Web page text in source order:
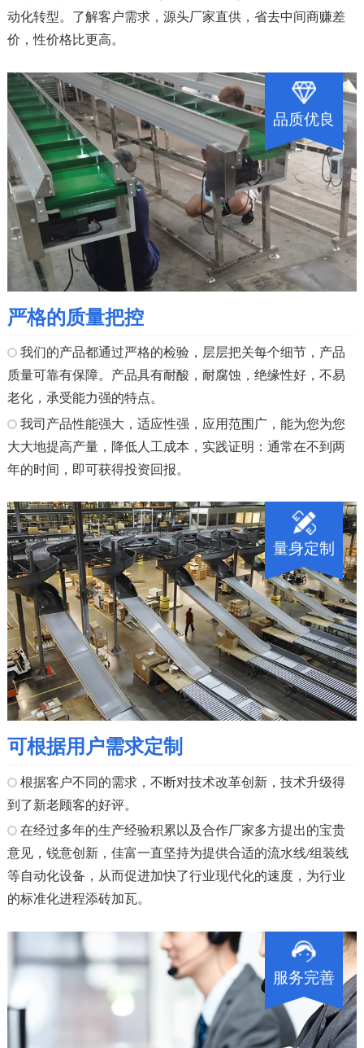
动化转型。了解客户需求，源头厂家直供，省去中间商赚差
价，性价格比更高。
品质优良
严格的质量把控
我们的产品都通过严格的检验，层层把关每个细节，产品
质量可靠有保障。产品具有耐酸，耐腐蚀，绝缘性好，不易
老化，承受能力强的特点。
我司产品性能强大，适应性强，应用范围广，能为您为您
大大地提高产量，降低人工成本，实践证明：通常在不到两
年的时间，即可获得投资回报。
量身定制
可根据用户需求定制
根据客户不同的需求，不断对技术改革创新，技术升级得
到了新老顾客的好评。
在经过多年的生产经验积累以及合作厂家多方提出的宝贵
意见，锐意创新，佳富一直坚持为提供合适的流水线/组装线
等自动化设备，从而促进加快了行业现代化的速度，为行业
的标准化进程添砖加瓦。
服务完善